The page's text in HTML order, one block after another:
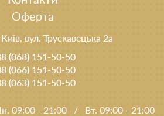
Оферта
вул. Трускавецька 2а
(068) 151-50-50
(066) 151-50-50
(063) 151-50-50
09:00 - 21:00 /
Вт. 09:00 - 21:00